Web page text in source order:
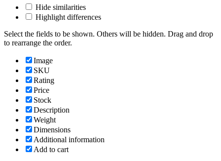
Hide similarities
Highlight differences
Select the fields to be shown. Others will be hidden. Drag and drop
to rearrange the order.
Image
SKU
Rating
Price
Stock
Description
Weight
Dimensions
Additional information
Add to cart